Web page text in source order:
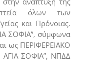
όλων των
και Πρόνοιας.
ΣΟΦΙΑ”, σύμφωνα
ως ΠΕΡΙΦΕΡΕΙΑΚΟ
ΣΟΦΙΑ”, ΝΠΔΔ